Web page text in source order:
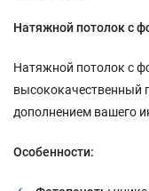
Натяжной потолок с
Натяжной потолок с
высококачественный
дополнением вашего
Особенности: